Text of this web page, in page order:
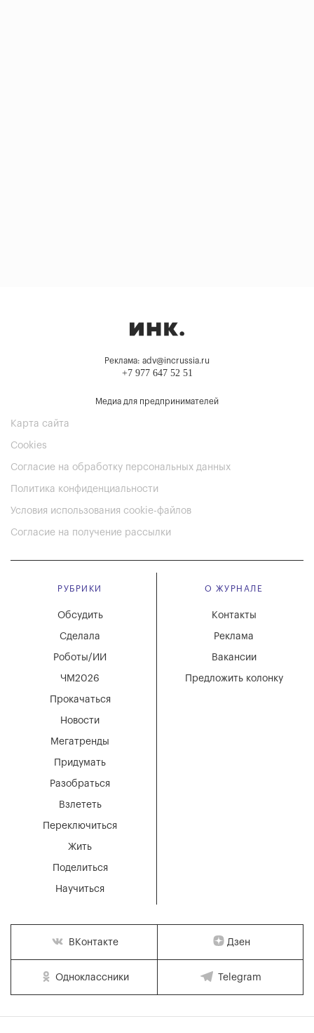
Реклама: adv@incrussia.ru
+7 977 647 52 51
Медиа для предпринимателей
Карта сайта
Cookies
Согласие на обработку персональных данных
Политика конфиденциальности
Условия использования cookie-файлов
Согласие на получение рассылки
РУБРИКИ
Мегатренды
Придумать
Разобраться
Взлететь
Новости
Переключиться
Жить
Поделиться
Научиться
Обсудить
Сделала
Роботы/ИИ
ЧМ2026
Прокачаться
О ЖУРНАЛЕ
Вакансии
Реклама
Контакты
Предложить колонку
ВКонтакте Дзен
Одноклассники Telegram